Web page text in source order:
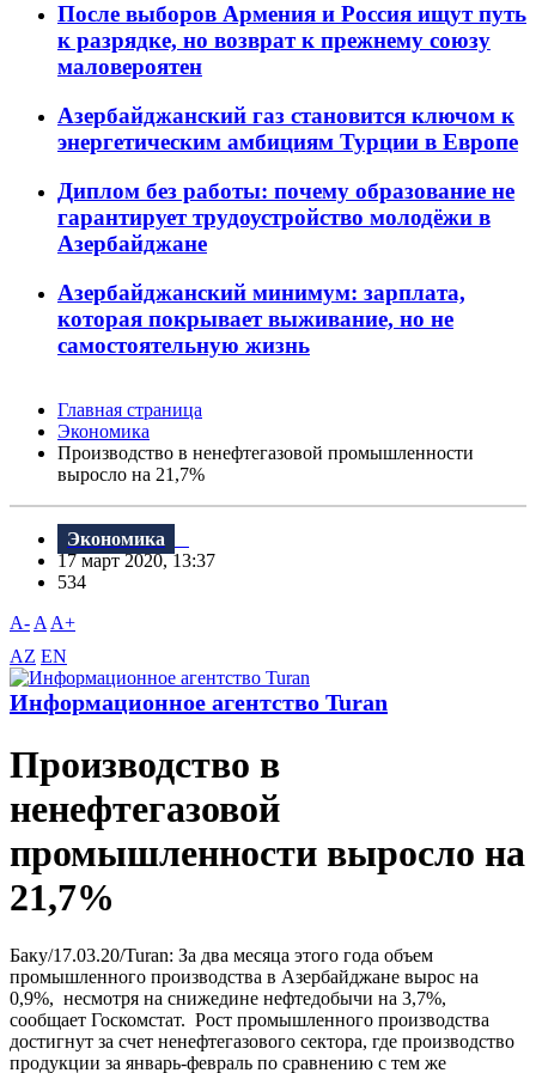
После выборов Армения и Россия ищут путь
к разрядке, но возврат к прежнему союзу
маловероятен
Азербайджанский газ становится ключом к
энергетическим амбициям Турции в Европе
Диплом без работы: почему образование не
гарантирует трудоустройство молодёжи в
Азербайджане
Азербайджанский минимум: зарплата,
которая покрывает выживание, но не
самостоятельную жизнь
Главная страница
Экономика
Производство в ненефтегазовой промышленности
выросло на 21,7%
Экономика
17 март 2020, 13:37
534
A- A A+
AZ EN
Информационное агентство Turan
Производство в
ненефтегазовой
промышленности выросло на
21,7%
Баку/17.03.20/Turan: За два месяца этого года объем
промышленного производства в Азербайджане вырос на
0,9%, несмотря на снижедине нефтедобычи на 3,7%,
сообщает Госкомстат. Рост промышленного производства
достигнут за счет ненефтегазового сектора, где производство
продукции за январь-февраль по сравнению с тем же